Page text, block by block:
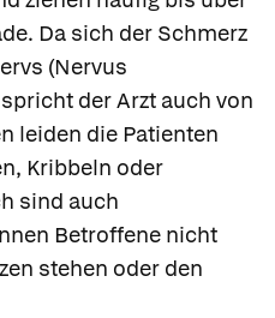
Da sich der Schmerz
(Nervus
der Arzt auch von
leiden die Patienten
Kribbeln oder
sind auch
Betroffene nicht
stehen oder den